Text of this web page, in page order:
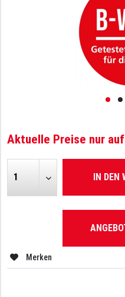
Aktuelle Preise nur
IN DEN
Merken